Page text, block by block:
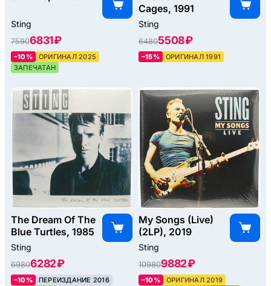
Sting
75906831 ₽
–10%
ОРИГИНАЛ 2025
ЗАПЕЧАТАН
Cages, 1991
Sting
64805508 ₽
–15% ОРИГИНАЛ 1991
The Dream Of The
Blue Turtles, 1985
Sting
69806282 ₽
–10%
ПЕРЕИЗДАНИЕ 2016
My Songs (Live)
(2LP), 2019
Sting
109809882 ₽
–10%
ОРИГИНАЛ 2019